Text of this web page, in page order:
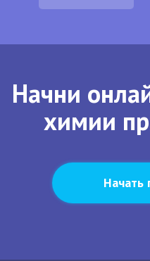
Начни
химии
Начать